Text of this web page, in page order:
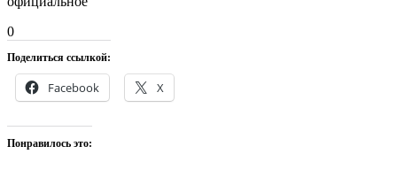
0
Поделиться ссылкой:
Facebook X
Понравилось это: